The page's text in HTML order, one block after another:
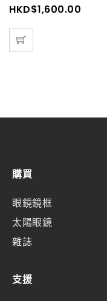
HKD$1,600.00
購買
眼鏡鏡框
太陽眼鏡
雜誌
支援